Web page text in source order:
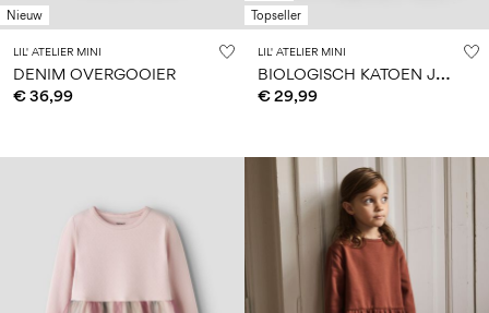
Nieuw
LIL' ATELIER MINI
DENIM OVERGOOIER
€ 36,99
Topseller
LIL' ATELIER MINI
B
IOLOGISCH KATOEN JURK
€ 29,99